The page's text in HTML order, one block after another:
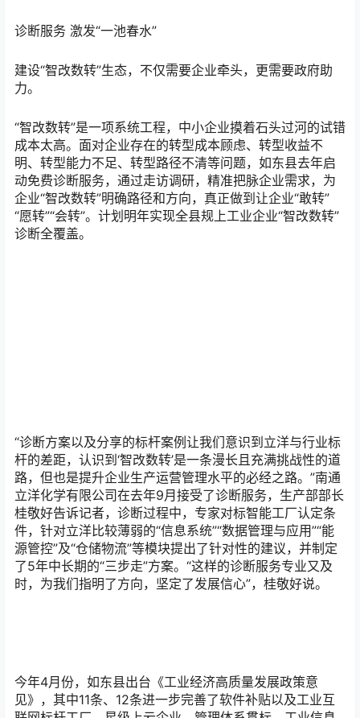
诊断服务 激发“一池春水”
建设“智改数转”生态，不仅需要企业牵头，更需要政府助
力。
“智改数转”是一项系统工程，中小企业摸着石头过河的试错
成本太高。面对企业存在的转型成本顾虑、转型收益不
明、转型能力不足、转型路径不清等问题，如东县去年启
动免费诊断服务，通过走访调研，精准把脉企业需求，为
企业“智改数转”明确路径和方向，真正做到让企业“敢转”
“愿转”“会转”。计划明年实现全县规上工业企业“智改数转”
诊断全覆盖。
源管控”及“仓储物流”等模块提出了针对性的建议，并制定
了5年中长期的“三步走”方案。“这样的诊断服务专业又及
时，为我们指明了方向，坚定了发展信心”，桂敬好说。
今年4月份，如东县出台《工业经济高质量发展政策意
见》，其中11条、12条进一步完善了软件补贴以及工业互
合裂变，如今，以奋进之姿奔跑在高质量发展跑道上的如
东，正积蓄一往无前的磅礴力量。